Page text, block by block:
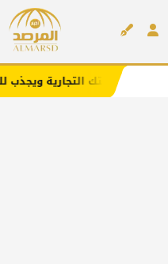
ويجذب لك مزيدًا من